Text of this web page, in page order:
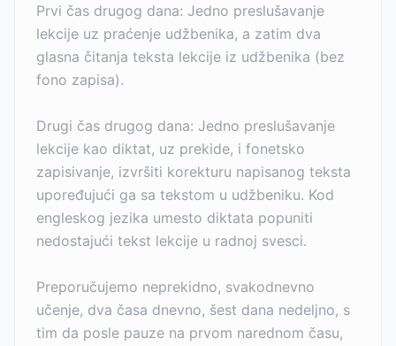
Prvi čas drugog dana: Jedno preslušavanje
lekcije uz praćenje udžbenika, a zatim dva
glasna čitanja teksta lekcije iz udžbenika (bez
fono zapisa).
Drugi čas drugog dana: Jedno preslušavanje
lekcije kao diktat, uz prekide, i fonetsko
zapisivanje, izvršiti korekturu napisanog teksta
upoređujući ga sa tekstom u udžbeniku. Kod
engleskog jezika umesto diktata popuniti
nedostajući tekst lekcije u radnoj svesci.
Preporučujemo neprekidno, svakodnevno
učenje, dva časa dnevno, šest dana nedeljno, s
tim da posle pauze na prvom narednom času,